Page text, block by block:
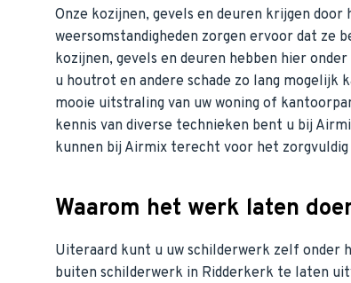
Onze kozijnen, gevels en deuren krijgen
weersomstandigheden zorgen ervoor dat ze
kozijnen, gevels en deuren hebben hier
u houtrot en andere schade zo lang
mooie uitstraling van uw woning of
kennis van diverse technieken bent u bij
kunnen bij Airmix terecht voor het
Waarom het werk laten
Uiteraard kunt u uw schilderwerk zelf onder
buiten schilderwerk in Ridderkerk te laten